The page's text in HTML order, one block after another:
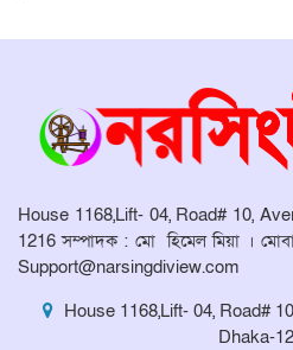
প্রদান ও
মনোহরদীর
মানুষের
কমিটির সভা
House 1168,Lift- 04, Road# 10,
1216 সম্পাদক : মো হিমেল মিয়া ।
Support@narsingdiview.com
House 1168,Lift- 04, Road#
Dhaka-